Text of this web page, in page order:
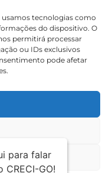
usamos tecnologias como
do dispositivo. O
permitirá processar
ou IDs exclusivos
pode afetar
99643-1994
N° 390,